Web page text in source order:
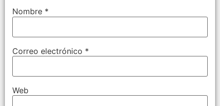
Nombre *
Correo electrónico *
Web